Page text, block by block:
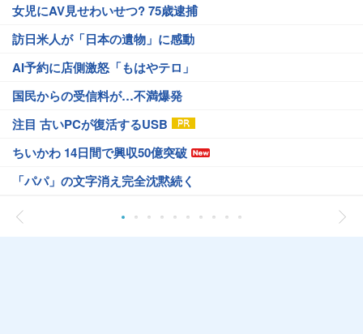
女児にAV見せわいせつ? 75歳逮捕
訪日米人が「日本の遺物」に感動
AI予約に店側激怒「もはやテロ」
国民からの受信料が…不満爆発
注目 古いPCが復活するUSB
ちいかわ 14日間で興収50億突破
「パパ」の文字消え完全沈黙続く